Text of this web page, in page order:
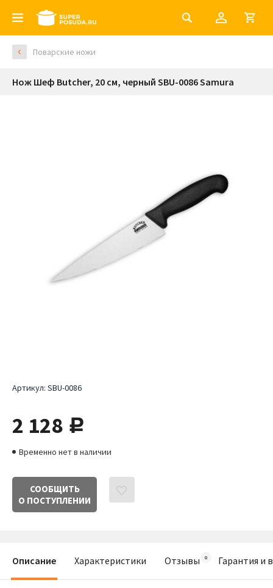
Поварские ножи
Нож Шеф Butcher, 20 см, черный SBU-0086 Samura
Артикул: SBU-0086
2 128 руб.
Временно нет в наличии
СООБЩИТЬ
О ПОСТУПЛЕНИИ
Описание Характеристики Отзывы Гарантия и